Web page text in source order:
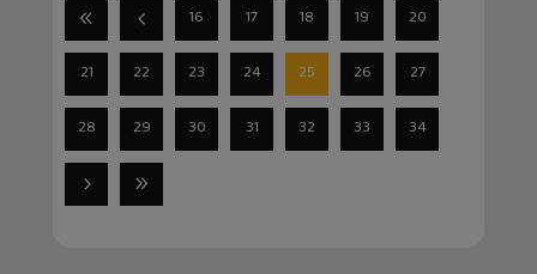
16 17 18 19 20
21 22 23 24 25 26 27
28 29 30 31 32 33 34